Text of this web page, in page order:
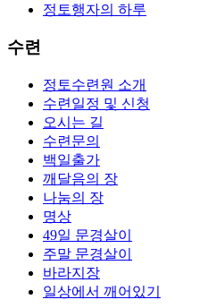
정토행자의 하루
수련
정토수련원 소개
수련일정 및 신청
오시는 길
수련문의
백일출가
깨달음의 장
나눔의 장
명상
49일 문경살이
주말 문경살이
바라지장
일상에서 깨어있기